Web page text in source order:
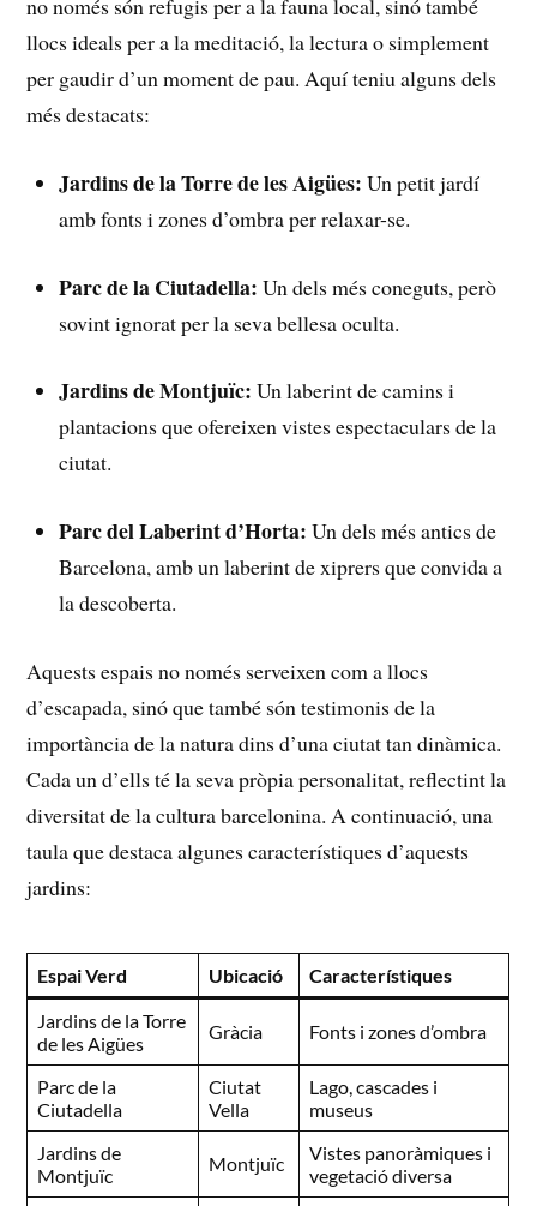
no⁢ només són refugis per a la ⁤fauna local, ‍sinó ⁢també
llocs⁤ ideals⁣ per a ‍la meditació, la lectura o simplement
‌per gaudir d’un moment ⁤de pau. Aquí teniu​ alguns dels
‌més ⁢destacats:
Jardins de la Torre de les Aigües: Un ‌petit jardí
amb fonts ⁤i zones ⁤d’ombra per ⁢relaxar-se.
Parc de la Ciutadella: Un⁢ dels més coneguts, però
sovint ⁣ignorat​ per la ⁢seva bellesa oculta.
Jardins de ​Montjuïc: Un laberint de ⁤camins i
plantacions ​que ofereixen‌ vistes⁢ espectaculars‍ de la
ciutat.
Parc del Laberint d’Horta: ‍Un dels més ⁣antics de‍
Barcelona, amb un laberint de⁤ xiprers ‌que convida a
la⁣ descoberta.
Aquests⁢ espais no només serveixen com a⁢ llocs
d’escapada, sinó ‍que ⁤també són‍ testimonis de ‌la
importància de⁤ la‌ natura dins ‌d’una⁢ ciutat tan dinàmica.
Cada un‍ d’ells‌ té la ‌seva pròpia personalitat, reflectint la
diversitat de la ⁢cultura⁤ barcelonina. A​ continuació, una
taula ‌que‌ destaca algunes característiques d’aquests
jardins:
Espai Verd Ubicació
Característiques
Jardins⁤ de la Torre
de ⁤les Aigües
Gràcia Fonts i⁣ zones ⁤d’ombra
Parc​ de‍ la
Ciutadella
Ciutat
Vella
Lago, cascades​ i
museus
Jardins de
‍Montjuïc
Montjuïc
Vistes ⁤panoràmiques ⁣i
vegetació diversa